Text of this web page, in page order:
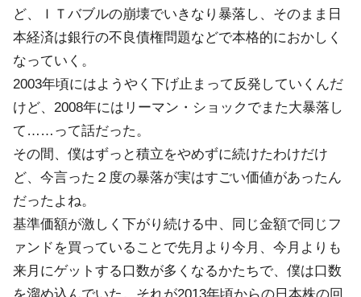
ど、ＩＴバブルの崩壊でいきなり暴落し、そのまま日
本経済は銀行の不良債権問題などで本格的におかしく
なっていく。
2003年頃にはようやく下げ止まって反発していくんだ
けど、2008年にはリーマン・ショックでまた大暴落し
て……って話だった。
その間、僕はずっと積立をやめずに続けたわけだけ
ど、今言った２度の暴落が実はすごい価値があったん
だったよね。
基準価額が激しく下がり続ける中、同じ金額で同じフ
ァンドを買っていることで先月より今月、今月よりも
来月にゲットする口数が多くなるかたちで、僕は口数